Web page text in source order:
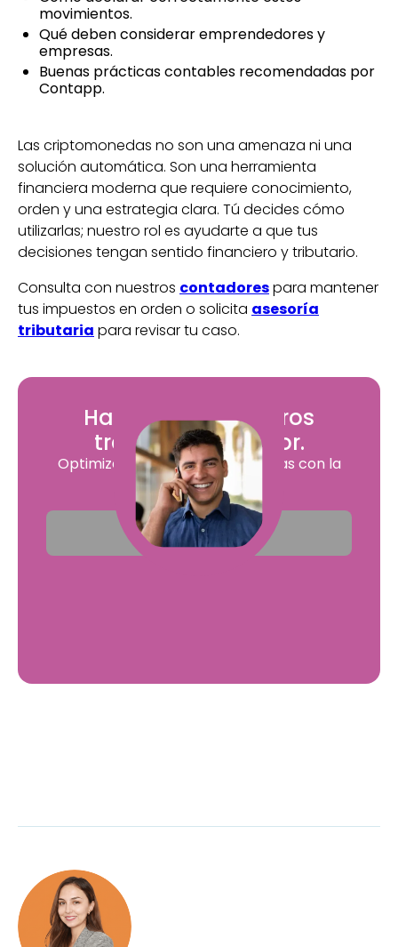
movimientos.
Qué deben considerar emprendedores y
empresas.
Buenas prácticas contables recomendadas por
Contapp.
Las criptomonedas no son una amenaza ni una
solución automática. Son una herramienta
financiera moderna que requiere conocimiento,
orden y una estrategia clara. Tú decides cómo
utilizarlas; nuestro rol es ayudarte a que tus
decisiones tengan sentido financiero y tributario.
Consulta con nuestros contadorespara mantener
tus impuestos en orden o solicita asesoría
tributaria para revisar tu caso.
Haz que tus números
trabajen a tu favor.
Optimiza tus impuestos y finanzas con la
asesoría de ContApp.
Contactanos